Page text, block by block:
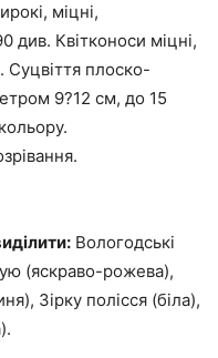
міцні,
див. Квітконоси міцні,
плоско-
9?12 см, до 15
Вологодські
(яскраво-рожева),
Зірку полісся (біла),